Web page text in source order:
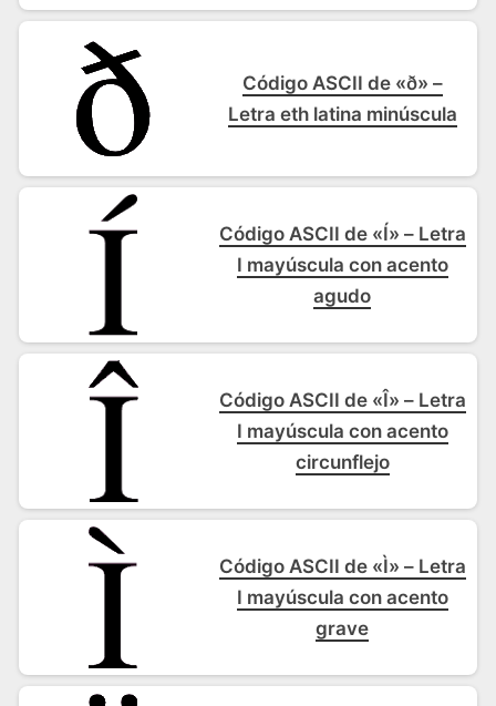
Código ASCII de «ð» –
Letra eth latina minúscula
Código ASCII de «Í» – Letra
I mayúscula con acento
agudo
Código ASCII de «Î» – Letra
I mayúscula con acento
circunflejo
Código ASCII de «Ì» – Letra
I mayúscula con acento
grave